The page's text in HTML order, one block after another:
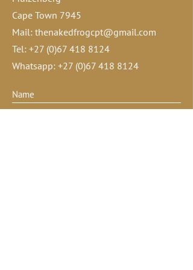
Cape Town 7945
Mail: thenakedfrogcpt@gmail.com
Tel: +27 (0)67 418 8124
Whatsapp: +27 (0)67 418 8124